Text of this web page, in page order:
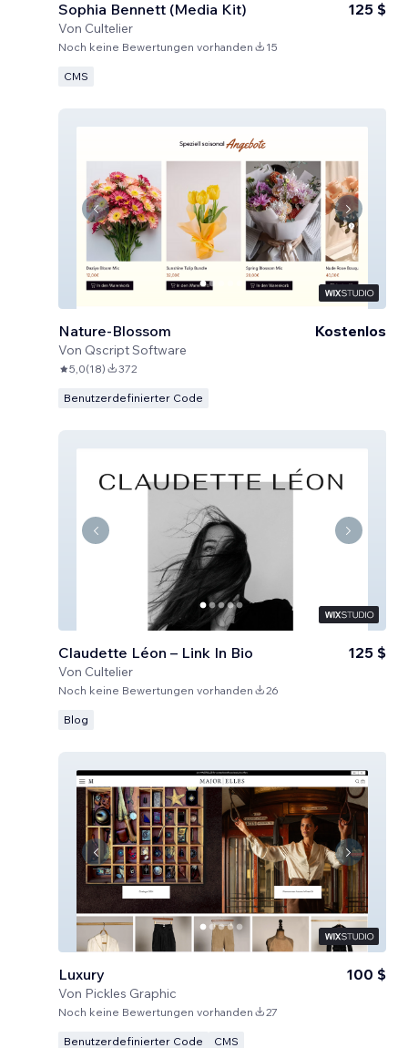
Sophia Bennett (Media Kit)
Von Cultelier
125 $
Noch keine Bewertungen vorhanden 15
CMS
Nature-Blossom
Von Qscript Software
Kostenlos
5,0(18) 372
Benutzerdefinierter Code
Claudette Léon – Link In Bio
Von Cultelier
125 $
Noch keine Bewertungen vorhanden 26
Blog
Luxury
Von Pickles Graphic
100 $
Noch keine Bewertungen vorhanden 27
Benutzerdefinierter Code CMS